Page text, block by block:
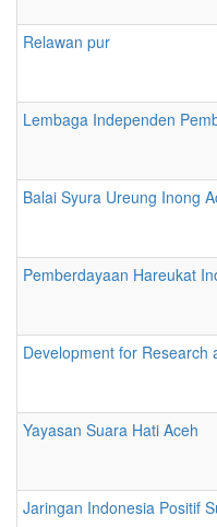
Relawan pur
Lembaga Independen
Balai Syura Ureung Inong
Pemberdayaan Hareukat
Development for Research
Yayasan Suara Hati Aceh
Jaringan Indonesia Positif